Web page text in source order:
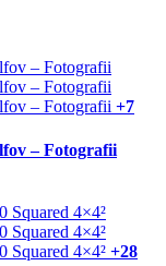
+7
– Fotografii
+28